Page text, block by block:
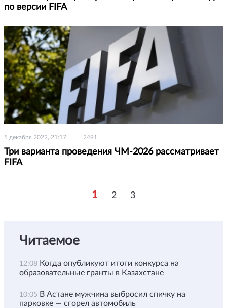
по версии FIFA
5 декабря 2022, 21:17 2491
Три варианта проведения ЧМ-2026 рассматривает
FIFA
1 2 3
Читаемое
12:08 Когда опубликуют итоги конкурса на
образовательные гранты в Казахстане
10:05 В Астане мужчина выбросил спичку на
парковке — сгорел автомобиль